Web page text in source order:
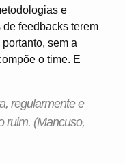
e
feedbacks terem
sem a
o time. E
regularmente e
ruim. (Mancuso,